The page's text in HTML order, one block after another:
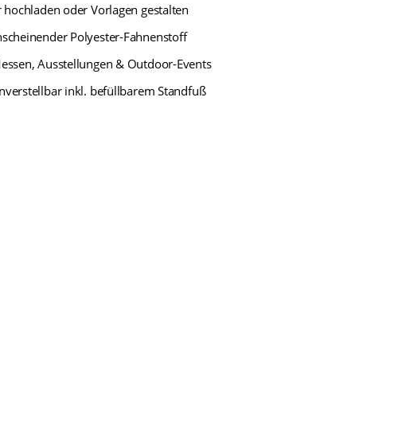
hochladen oder Vorlagen gestalten
Polyester-Fahnenstoff
Ausstellungen & Outdoor-Events
inkl. befüllbarem Standfuß